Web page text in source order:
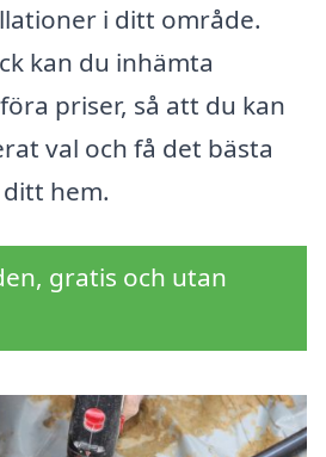
i ditt område.
kan du inhämta
priser, så att du kan
val och få det bästa
hem.
gratis och utan